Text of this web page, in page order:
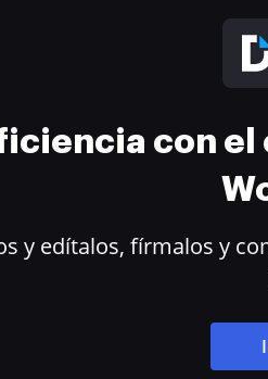
con
y edítalos, fírmalos y